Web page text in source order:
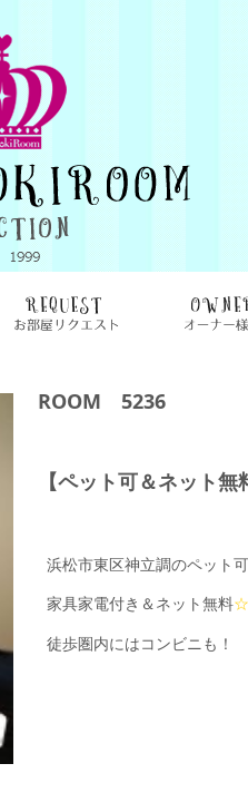
ROOM 5236
【ペット可＆ネット
浜松市東区神立調のペット
家具家電付き＆ネット無料☆
徒歩圏内にはコンビニも！